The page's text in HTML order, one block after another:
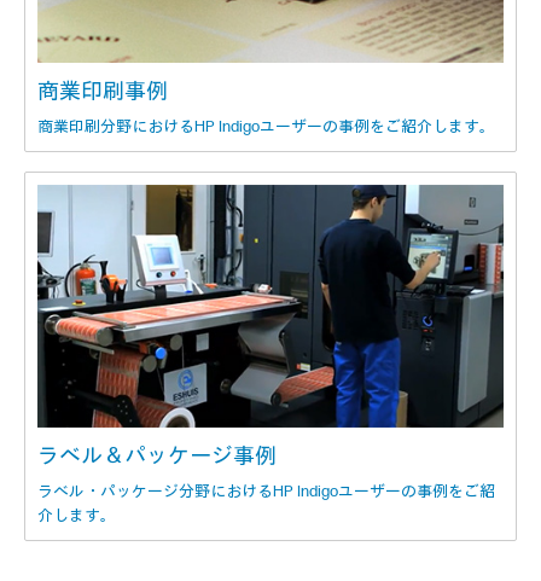
商業印刷事例
商業印刷分野におけるHP Indigoユーザーの事例をご紹介します。
ラベル＆パッケージ事例
ラベル・パッケージ分野におけるHP Indigoユーザーの事例をご紹
介します。